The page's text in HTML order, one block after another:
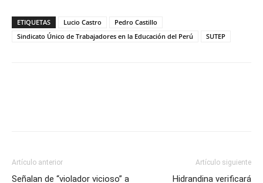
ETIQUETAS Lucio Castro
Pedro Castillo
Sindicato Único de Trabajadores en la Educación del Perú
SUTEP
Artículo anterior
Señalan de “violador vicioso” a
Artículo siguiente
Hidrandina verificará